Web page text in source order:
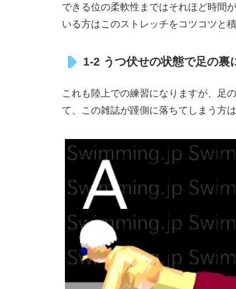
できる位の柔軟性まではそれほど時間
いる方はこのストレッチをコツコツと
1-2 うつ伏せの状態で足の裏
これも陸上での練習になりますが、足
て、この雑誌が踵側に落ちてしまう方